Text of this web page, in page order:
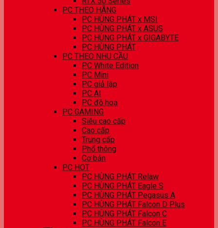
PC THEO HÃNG
PC HÙNG PHÁT x MSI
PC HÙNG PHÁT x ASUS
PC HÙNG PHÁT x GIGABYTE
PC HÙNG PHÁT
PC THEO NHU CẦU
PC White Edition
PC Mini
PC giả lập
PC AI
PC đồ hoạ
PC GAMING
Siêu cao cấp
Cao cấp
Trung cấp
Phổ thông
Cơ bản
PC HOT
PC HÙNG PHÁT Relaw
PC HÙNG PHÁT Eagle S
PC HÙNG PHÁT Pegasus A
PC HÙNG PHÁT Falcon D Plus
PC HÙNG PHÁT Falcon C
PC HÙNG PHÁT Falcon E